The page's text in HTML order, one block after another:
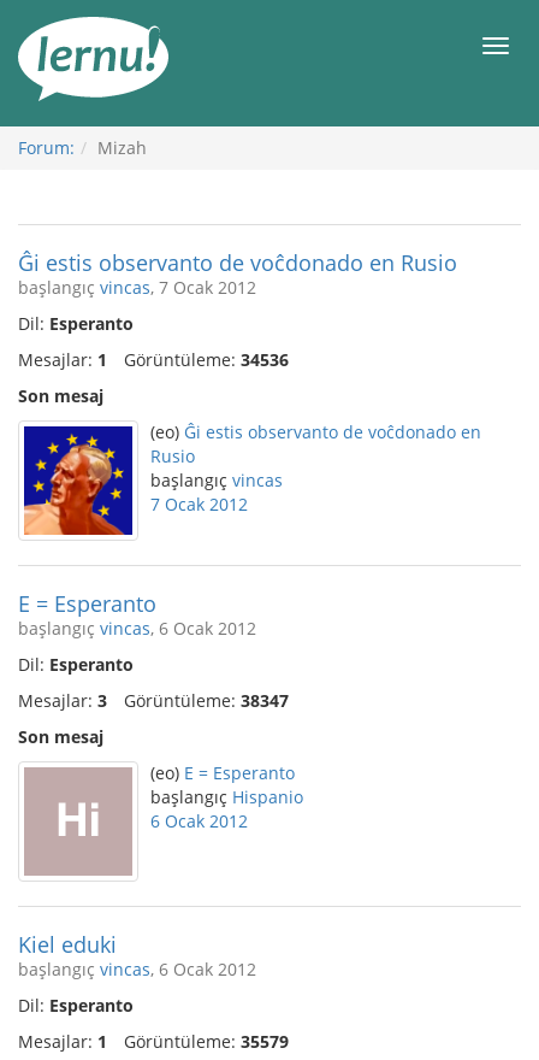
Görüntüleme
Forum: Mizah
Ĝi estis observanto de voĉdonado en Rusio
başlangıç vincas, 7 Ocak 2012
Dil: Esperanto
Mesajlar: 1 Görüntüleme: 34536
Son mesaj
(eo) Ĝi estis observanto de voĉdonado en
Rusio
başlangıç vincas
7 Ocak 2012
E = Esperanto
başlangıç vincas, 6 Ocak 2012
Dil: Esperanto
Mesajlar: 3 Görüntüleme: 38347
Son mesaj
(eo) E = Esperanto
başlangıç Hispanio
6 Ocak 2012
Kiel eduki
başlangıç vincas, 6 Ocak 2012
Dil: Esperanto
Mesajlar: 1 Görüntüleme: 35579